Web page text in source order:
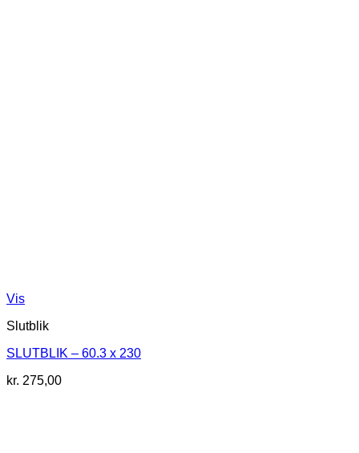
Vis
Slutblik
SLUTBLIK – 60.3 x 230
kr. 275,00